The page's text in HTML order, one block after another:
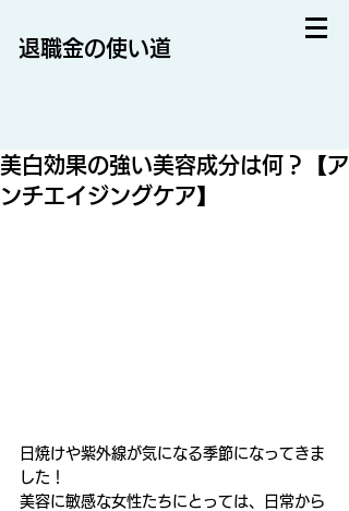
退職金の使い道
美白効果の強い美容成分は何？【ア
ンチエイジングケア】
日焼けや紫外線が気になる季節になってきま
した！
美容に敏感な女性たちにとっては、日常から